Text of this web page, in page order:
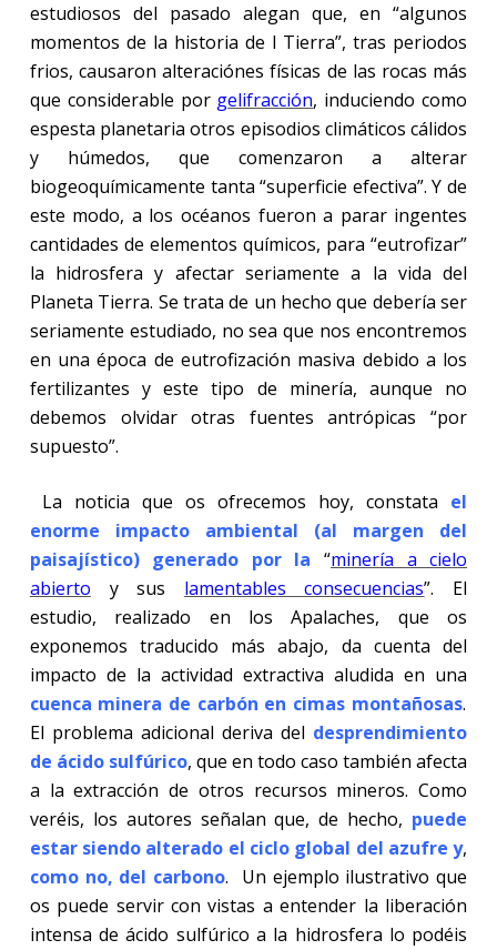
estudiosos del pasado alegan que, en “algunos
momentos de la historia de l Tierra”, tras periodos
frios, causaron alteraciónes físicas de las rocas más
que considerable por gelifracción, induciendo como
espesta planetaria otros episodios climáticos cálidos
y húmedos, que comenzaron a alterar
biogeoquímicamente tanta “superficie efectiva”. Y de
este modo, a los océanos fueron a parar ingentes
cantidades de elementos químicos, para “eutrofizar”
la hidrosfera y afectar seriamente a la vida del
Planeta Tierra. Se trata de un hecho que debería ser
seriamente estudiado, no sea que nos encontremos
en una época de eutrofización masiva debido a los
fertilizantes y este tipo de minería, aunque no
debemos olvidar otras fuentes antrópicas “por
supuesto”.
La noticia que os ofrecemos hoy, constata el
enorme impacto ambiental (al margen del
paisajístico) generado por la “minería a cielo
abierto y sus lamentables consecuencias”. El
estudio, realizado en los Apalaches, que os
exponemos traducido más abajo, da cuenta del
impacto de la actividad extractiva aludida en una
cuenca minera de carbón en cimas montañosas.
El problema adicional deriva del desprendimiento
de ácido sulfúrico, que en todo caso también afecta
a la extracción de otros recursos mineros. Como
veréis, los autores señalan que, de hecho, puede
estar siendo alterado el ciclo global del azufre y,
como no, del carbono. Un ejemplo ilustrativo que
os puede servir con vistas a entender la liberación
intensa de ácido sulfúrico a la hidrosfera lo podéis